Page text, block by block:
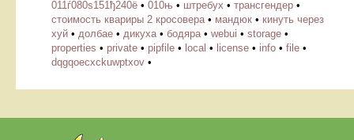
011ѓ080ѕ151ђ240ё • 010њ • штребух • трансгендер •
стоимость квариры 2 кросовера • мандюк • кинуть через
хуй • долбае • дикуха • бодяра • webui • storage •
properties • private • pipfile • local • license • info • file •
dqgqoecxckuwptxov •